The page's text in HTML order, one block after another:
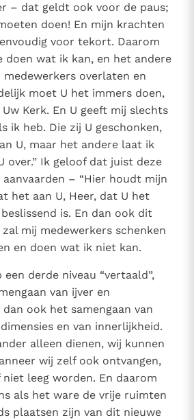
– dat geldt ook voor de paus;
doen! En mijn krachten
voor tekort. Daarom
doen wat ik kan, en het andere
medewerkers overlaten en
moet U het immers doen,
Kerk. En U geeft mij slechts
ik heb. Die zij U geschonken,
U, maar het andere laat ik
over.” Ik geloof dat juist deze
– “Hier houdt mijn
het aan U, Heer, dat U het
is. En dan ook dit
mij medewerkers schenken
en doen wat ik niet kan.
een derde niveau “vertaald”,
van ijver en
ook het samengaan van
en van innerlijkheid.
alleen dienen, wij kunnen
wij zelf ook ontvangen,
leeg worden. En daarom
als het ware de vrije ruimten
plaatsen zijn van dit nieuwe